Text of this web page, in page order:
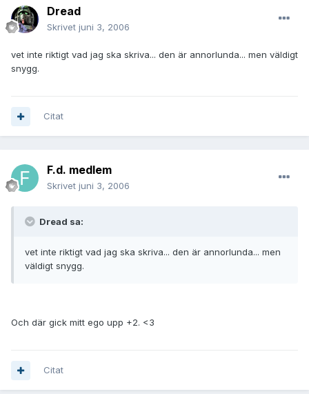
Dread
Skrivet juni 3, 2006
vet inte riktigt vad jag ska skriva... den är annorlunda... men väldigt
snygg.
Citat
F.d. medlem
Skrivet juni 3, 2006
Dread sa:
vet inte riktigt vad jag ska skriva... den är annorlunda... men
väldigt snygg.
Och där gick mitt ego upp +2. <3
Citat